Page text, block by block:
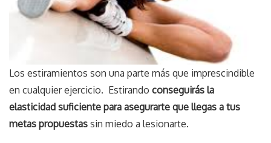
Los estiramientos son una parte más que imprescindible
en cualquier ejercicio. Estirando conseguirás la
elasticidad suficiente para asegurarte que llegas a tus
metas propuestas sin miedo a lesionarte.